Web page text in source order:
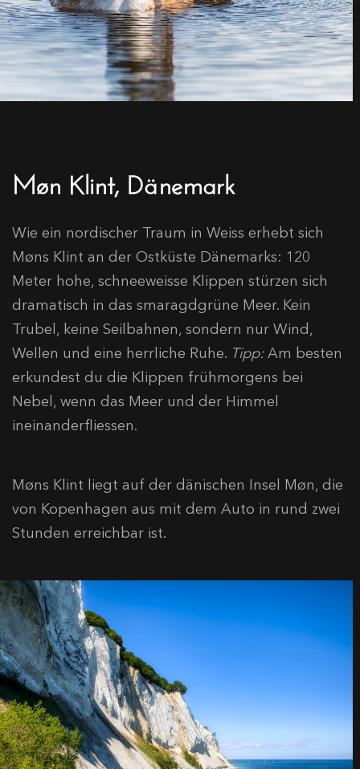
Møn Klint, Dänemark
Wie ein nordischer Traum in Weiss erhebt sich
Møns Klint an der Ostküste Dänemarks: 120
Meter hohe, schneeweisse Klippen stürzen sich
dramatisch in das smaragdgrüne Meer. Kein
Trubel, keine Seilbahnen, sondern nur Wind,
Wellen und eine herrliche Ruhe. Tipp:Am besten
erkundest du die Klippen frühmorgens bei
Nebel, wenn das Meer und der Himmel
ineinanderfliessen.
Møns Klint liegt auf der dänischen Insel Møn, die
von Kopenhagen aus mit dem Auto in rund zwei
Stunden erreichbar ist.